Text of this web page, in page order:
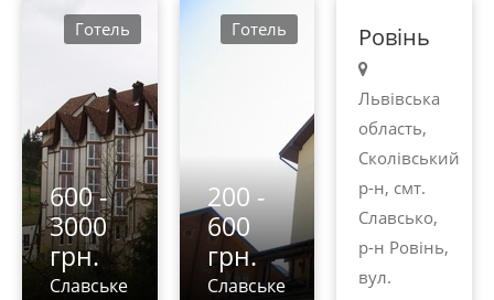
600 -
3000
грн.
Славське
Готель
200 -
600
грн.
Славське
Готель Ровінь
Львівська
область,
Сколівський
р-н, смт.
Славсько,
р-н Ровінь,
вул.